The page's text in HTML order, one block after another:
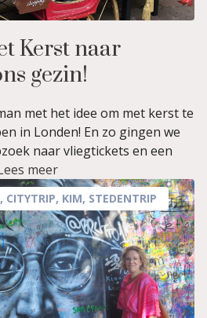
Kerst naar
gezin!
met het idee om met kerst te
in Londen! En zo gingen we
naar vliegtickets en een
meer
, CITYTRIP, KIM, STEDENTRIP